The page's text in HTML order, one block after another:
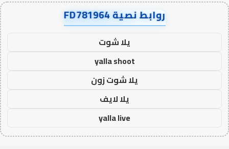
روابط نصية FD781964
يلا شوت
yalla shoot
يلا شوت زون
يلا لايف
yalla live